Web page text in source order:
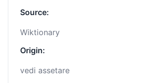
Source:
Wiktionary
Origin:
vedi assetare